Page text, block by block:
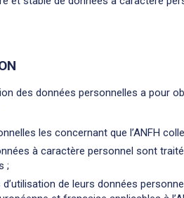
des données personnelles a pour
les concernant que l’ANFH
à caractère personnel sont
;
de leurs données